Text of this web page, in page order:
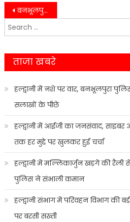
Post
navigation
बनभूलपुरा रेलवे भूमि प्रकरण: 28 अप्रैल को अगली सुनवाई…..
Search
for:
ताजा खबरे
हल्द्वानी में नशे पर वार, बनभूलपुरा
सलाखों के पीछे
हल्द्वानी में आईजी का जनसंवाद, साइबर
तक हर मुद्दे पर खुलकर हुई चर्चा
हल्द्वानी में मल्लिकार्जुन खड़गे की रैली
पुलिस ने संभाली कमान
हल्द्वानी संभाग में परिवहन विभाग की
पर बरसी सख्ती